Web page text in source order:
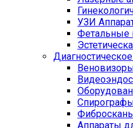
УЗИ
Фетальные
Аппараты